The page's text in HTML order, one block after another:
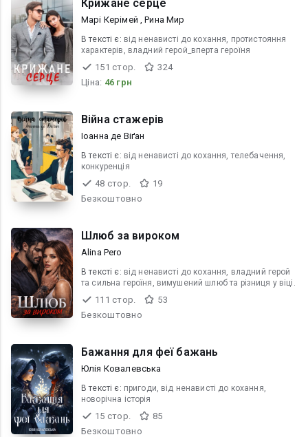
Крижане серце
Марі Керімей , Рина Мир
В текcті є: від ненависті до кохання, протистояння
характерів, владний герой_вперта героїня
151 стор.
324
Ціна: 46 грн
Війна стажерів
Іоанна де Віґан
В текcті є: від ненависті до кохання, телебачення,
конкуренція
48 стор.
19
Безкоштовно
Шлюб за вироком
Alina Pero
В текcті є: від ненависті до кохання, владний герой
та сильна героїня, вимушений шлюб та різниця у віці.
111 стор.
53
Безкоштовно
Бажання для феї бажань
Юлія Ковалевська
В текcті є: пригоди, від ненависті до кохання,
новорічна історія
15 стор.
85
Безкоштовно